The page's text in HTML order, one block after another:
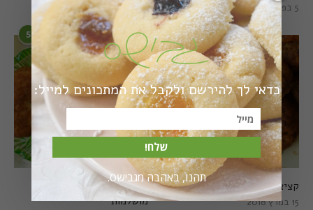
1 באוגוסט 2022 5 בפברואר 2021
5
קציצות כרישה טבעוניות
מושלמות
6
קציצות כרישה מושלמות
15 במרץ 2018
כדאי לך להירשם ולקבל את המתכונים למייל:
שלח!
תהנו, באהבה מגבישס.